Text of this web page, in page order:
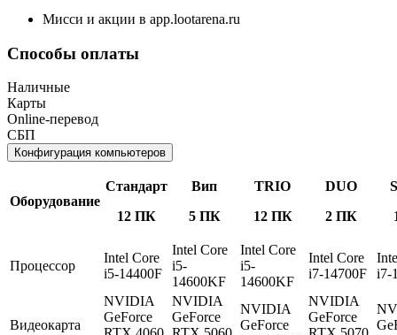
Мисси и акции в app.lootarena.ru
Способы оплаты
Наличные
Карты
Online-перевод
СБП
Конфигурация компьютеров
Оборудование
Стандарт
12 ПК
Вип
5 ПК
TRIO
12 ПК
DUO
2 ПК
Процессор
Intel Core
i5-14400F
Intel Core
i5-
14600KF
Intel Core
i5-
14600KF
Intel Core
i7-14700F
i7-
Видеокарта
NVIDIA
GeForce
NVIDIA
GeForce
NVIDIA
GeForce
NVIDIA
GeForce